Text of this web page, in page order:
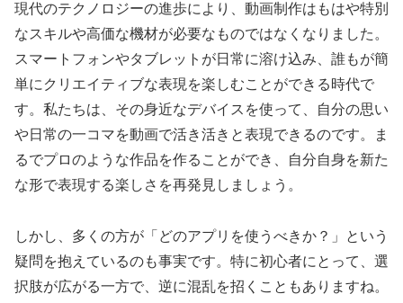
現代のテクノロジーの進歩により、動画制作はもはや特別
なスキルや高価な機材が必要なものではなくなりました。
スマートフォンやタブレットが日常に溶け込み、誰もが簡
単にクリエイティブな表現を楽しむことができる時代で
す。私たちは、その身近なデバイスを使って、自分の思い
や日常の一コマを動画で活き活きと表現できるのです。ま
るでプロのような作品を作ることができ、自分自身を新た
な形で表現する楽しさを再発見しましょう。
しかし、多くの方が「どのアプリを使うべきか？」という
疑問を抱えているのも事実です。特に初心者にとって、選
択肢が広がる一方で、逆に混乱を招くこともありますね。